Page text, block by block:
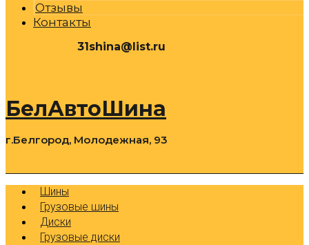
Отзывы
Контакты
31shina@list.ru
БелАвтоШина
г.Белгород, Молодежная, 93
Шины
Грузовые шины
Диски
Грузовые диски